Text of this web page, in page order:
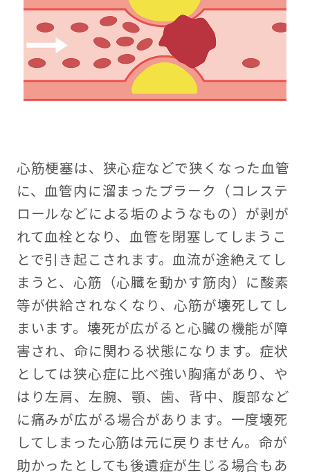
心筋梗塞は、狭心症などで狭くなった血管
に、血管内に溜まったプラーク（コレステ
ロールなどによる垢のようなもの）が剥が
れて血栓となり、血管を閉塞してしまうこ
とで引き起こされます。血流が途絶えてし
まうと、心筋（心臓を動かす筋肉）に酸素
等が供給されなくなり、心筋が壊死してし
まいます。壊死が広がると心臓の機能が障
害され、命に関わる状態になります。症状
としては狭心症に比べ強い胸痛があり、や
はり左肩、左腕、顎、歯、背中、腹部など
に痛みが広がる場合があります。一度壊死
してしまった心筋は元に戻りません。命が
助かったとしても後遺症が生じる場合もあ